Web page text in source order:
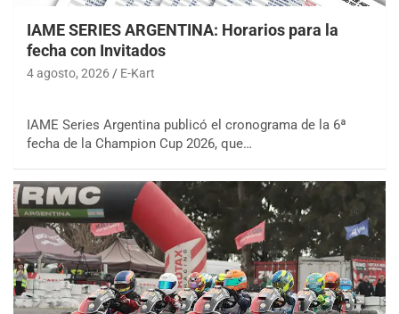
IAME SERIES ARGENTINA: Horarios para la
fecha con Invitados
4 agosto, 2026 E-Kart
IAME Series Argentina publicó el cronograma de la 6ª
fecha de la Champion Cup 2026, que…